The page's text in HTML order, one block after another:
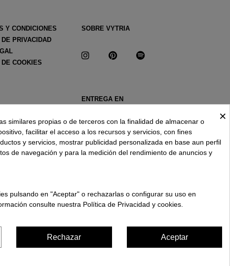
Y CONDICIONES
PRIVACIDAD
COOKIES
SOBRE VYTRIA
ENTREGA EN
×
similares propias o de terceros con la finalidad de almacenar o
facilitar el acceso a los recursos y servicios, con fines
y servicios, mostrar publicidad personalizada en base aun perfil
de navegación y para la medición del rendimiento de anuncios y
pulsando en "Aceptar" o rechazarlas o configurar su uso en
consulte nuestra Política de Privacidad y cookies.
Rechazar Aceptar